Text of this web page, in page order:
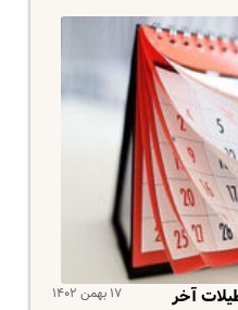
۱۷ بهمن ۱۴۰۲
آخر